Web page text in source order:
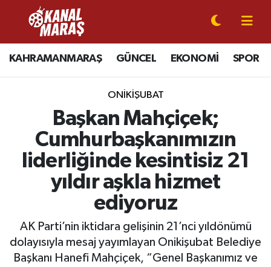
KAHRAMANMARAŞ GÜNCEL EKONOMİ SPOR
ONİKİŞUBAT
Başkan Mahçiçek;
Cumhurbaşkanımızın
liderliğinde kesintisiz 21
yıldır aşkla hizmet
ediyoruz
AK Parti’nin iktidara gelişinin 21’nci yıldönümü
dolayısıyla mesaj yayımlayan Onikişubat Belediye
Başkanı Hanefi Mahçiçek, “Genel Başkanımız ve
CANLI YAYIN
KAHRAMANMARAŞ
SPOR
SİYASET
GÜNDEM
MAGAZİN
Kahramanmaraş Nöbetçi Eczaneler
Kahramanmaraş Hava Durumu
Kahramanmaraş Namaz Vakitleri
Kahramanmaraş Trafik Yoğunluk Haritası
Süper Lig Puan Durumu ve Fikstür
Tüm Manşetler
Son Dakika Haberleri
Haber Arşivi